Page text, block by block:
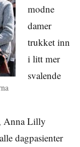
modne
damer
trukket inn
i litt mer
svalende
Anna Lilly
dagpasienter